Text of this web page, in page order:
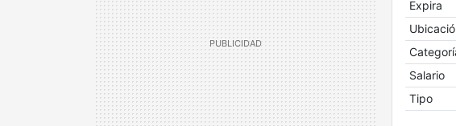
Expira
Salario
Tipo